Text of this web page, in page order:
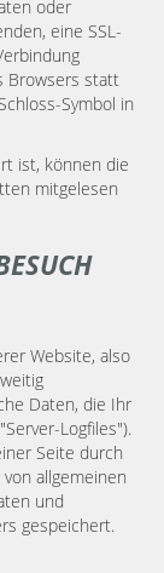
oder
eine SSL-
Browsers statt
Symbol in
ist, können die
mitgelesen
Website, also
Daten, die Ihr
Logfiles").
Seite durch
allgemeinen
und
gespeichert.